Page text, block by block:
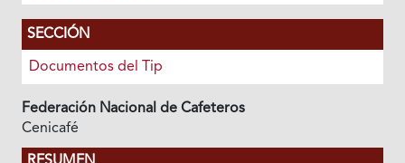
SECCIÓN
Documentos del Tip
Federación Nacional de Cafeteros
Cenicafé